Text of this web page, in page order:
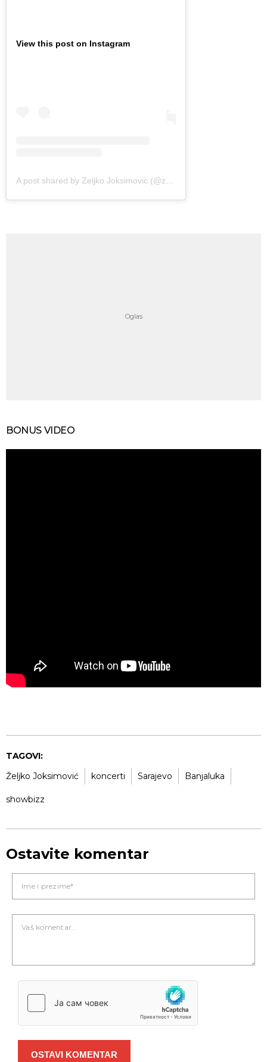
View this post on Instagram
BONUS VIDEO
TAGOVI:
Željko Joksimović
koncerti Sarajevo Banjaluka
showbizz
Ostavite komentar
OSTAVI KOMENTAR